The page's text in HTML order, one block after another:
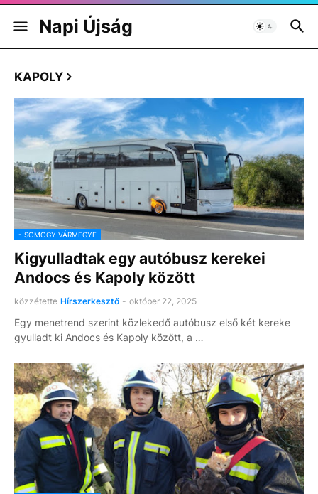
Napi Újság
KAPOLY
- SOMOGY VÁRMEGYE
Kigyulladtak egy autóbusz kerekei
Andocs és Kapoly között
közzétette Hírszerkesztő - október 22, 2025
Egy menetrend szerint közlekedő autóbusz első két kereke
gyulladt ki Andocs és Kapoly között, a …